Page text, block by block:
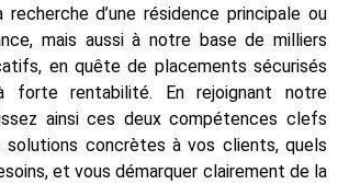
recherche d’une résidence principale ou
mais aussi à notre base de milliers
en quête de placements sécurisés
forte rentabilité. En rejoignant notre
ainsi ces deux compétences clefs
solutions concrètes à vos clients, quels
et vous démarquer clairement de la